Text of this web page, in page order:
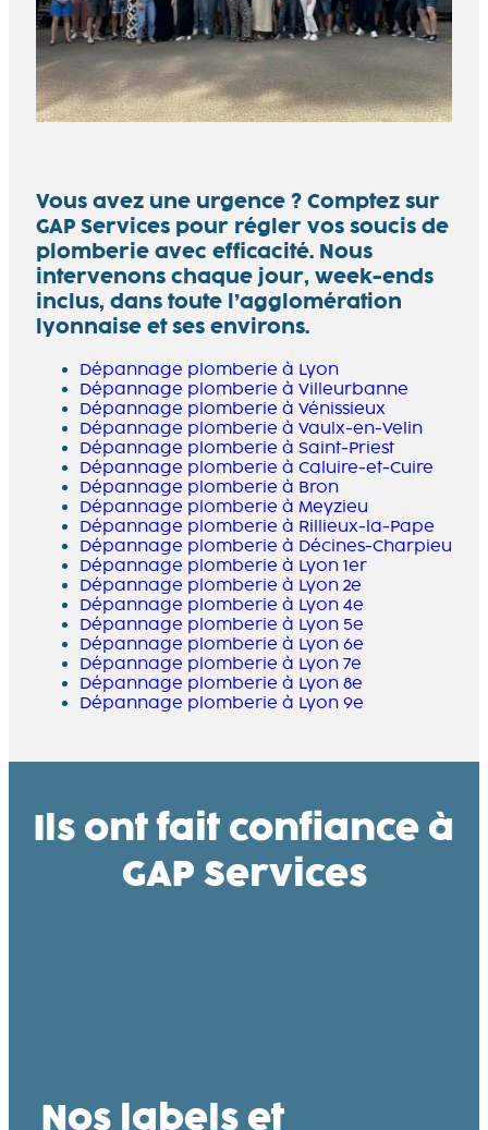
Vous avez une urgence ? Comptez sur
GAP Services pour régler vos soucis de
plomberie avec efficacité. Nous
intervenons chaque jour, week-ends
inclus, dans toute l’agglomération
lyonnaise et ses environs.
Dépannage plomberie à Lyon
Dépannage plomberie à Villeurbanne
Dépannage plomberie à Vénissieux
Dépannage plomberie à Vaulx-en-Velin
Dépannage plomberie à Saint-Priest
Dépannage plomberie à Caluire-et-Cuire
Dépannage plomberie à Bron
Dépannage plomberie à Meyzieu
Dépannage plomberie à Rillieux-la-Pape
Dépannage plomberie à Décines-Charpieu
Dépannage plomberie à Lyon 1er
Dépannage plomberie à Lyon 2e
Dépannage plomberie à Lyon 4e
Dépannage plomberie à Lyon 5e
Dépannage plomberie à Lyon 6e
Dépannage plomberie à Lyon 7e
Dépannage plomberie à Lyon 8e
Dépannage plomberie à Lyon 9e
Ils ont fait confiance à
GAP Services
Nos labels et